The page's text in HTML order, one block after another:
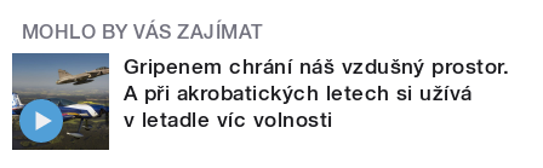
MOHLO BY VÁS ZAJÍMAT
Gripenem chrání náš vzdušný prostor.
A při akrobatických letech si užívá
v letadle víc volnosti